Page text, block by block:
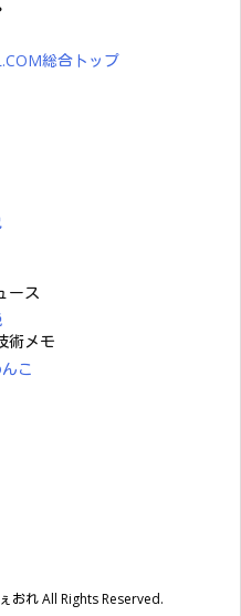
総合トップ
ース
術メモ
こ
おれAll Rights Reserved.